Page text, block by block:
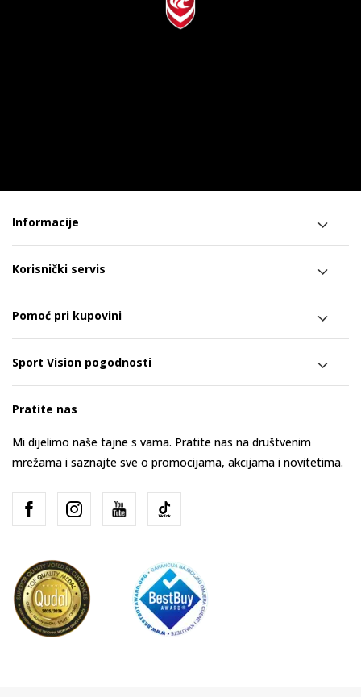
Informacije
Korisnički servis
Pomoć pri kupovini
Sport Vision pogodnosti
Pratite nas
Mi dijelimo naše tajne s vama. Pratite nas na društvenim
mrežama i saznajte sve o promocijama, akcijama i novitetima.